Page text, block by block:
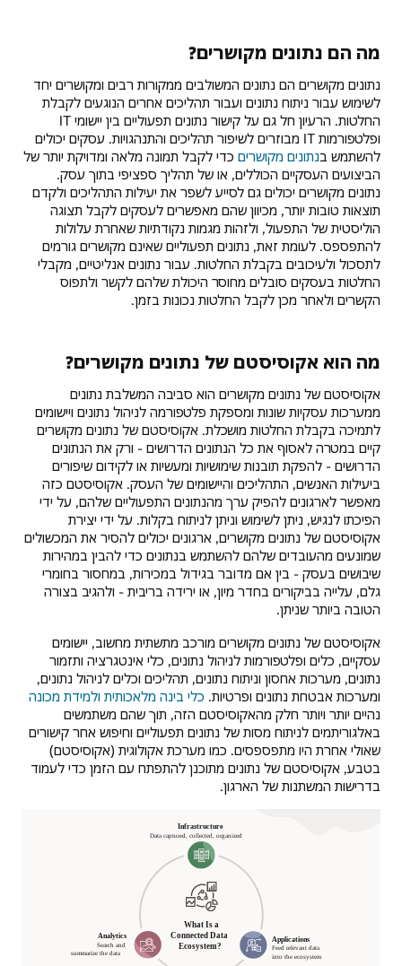
מה הם נתונים מקושרים?
נתונים מקושרים הם נתונים המשולבים ממקורות רבים ומקושרים יחד
לשימוש עבור ניתוח נתונים ועבור תהליכים אחרים הנוגעים לקבלת
החלטות. הרעיון חל גם על קישור נתונים תפעוליים בין יישומי IT
ופלטפורמות IT מבוזרים לשיפור תהליכים והתנהגויות. עסקים יכולים
להשתמש בנתונים מקושרים כדי לקבל תמונה מלאה ומדויקת יותר של
הביצועים העסקיים הכוללים, או של תהליך ספציפי בתוך עסק.
נתונים מקושרים יכולים גם לסייע לשפר את יעילות התהליכים ולקדם
תוצאות טובות יותר, מכיוון שהם מאפשרים לעסקים לקבל תצוגה
הוליסטית של התפעול, ולזהות מגמות נקודתיות שאחרת עלולות
להתפספס. לעומת זאת, נתונים תפעוליים שאינם מקושרים גורמים
לתסכול ולעיכובים בקבלת החלטות. עבור נתונים אנליטיים, מקבלי
החלטות בעסקים סובלים מחוסר היכולת שלהם לקשר ולתפוס
הקשרים ולאחר מכן לקבל החלטות נכונות בזמן.
מה הוא אקוסיסטם של נתונים מקושרים?
אקוסיסטם של נתונים מקושרים הוא סביבה המשלבת נתונים
ממערכות עסקיות שונות ומספקת פלטפורמה לניהול נתונים ויישומים
לתמיכה בקבלת החלטות מושכלת. אקוסיסטם של נתונים מקושרים
קיים במטרה לאסוף את כל הנתונים הדרושים - ורק את הנתונים
הדרושים - להפקת תובנות שימושיות ומעשיות או לקידום שיפורים
ביעילות האנשים, התהליכים והיישומים של העסק. אקוסיסטם כזה
מאפשר לארגונים להפיק ערך מהנתונים התפעוליים שלהם, על ידי
הפיכתו לנגיש, ניתן לשימוש וניתן לניתוח בקלות. על ידי יצירת
אקוסיסטם של נתונים מקושרים, ארגונים יכולים להסיר את המכשולים
שמונעים מהעובדים שלהם להשתמש בנתונים כדי להבין במהירות
שיבושים בעסק - בין אם מדובר בגידול במכירות, במחסור בחומרי
גלם, עלייה בביקורים בחדר מיון, או ירידה בריבית - ולהגיב בצורה
הטובה ביותר שניתן.
אקוסיסטם של נתונים מקושרים מורכב מתשתית מחשוב, יישומים
עסקיים, כלים ופלטפורמות לניהול נתונים, כלי אינטגרציה ותזמור
נתונים, מערכות אחסון וניתוח נתונים, תהליכים וכלים לניהול נתונים,
ומערכות אבטחת נתונים ופרטיות. כלי בינה מלאכותית ולמידת מכונה
נהיים יותר ויותר חלק מהאקוסיסטם הזה, תוך שהם משתמשים
באלגוריתמים לניתוח מסות של נתונים תפעוליים וחיפוש אחר קישורים
שאולי אחרת היו מתפספסים. כמו מערכת אקולוגית (אקוסיסטם)
בטבע, אקוסיסטם של נתונים מתוכנן להתפתח עם הזמן כדי לעמוד
בדרישות המשתנות של הארגון.